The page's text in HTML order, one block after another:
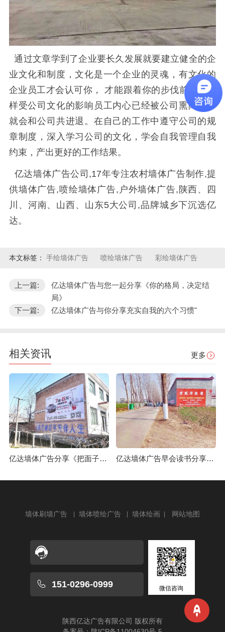
通过文章学到了企业要长久发展就要建立健全的企
业文化和制度，文化是一个企业的灵魂，有文化的
企业员工才会认可你， 才能跟着你的步伐前进。这
样受公司文化的影响员工内心已经被公司熏陶了，
就会和公司共进退。在自己的工作中遵守公司的规
章制度，深入学习公司的文化，学会自我管理自我
约束，产出更好的工作结果。
亿达墙体广告公司,17年专注农村墙体广告制作,提
供墙体广告,喷绘墙体广告,户外墙体广告,陕西、四
川、河南、山西、山东5大公司,品牌城乡下沉选亿
达。
本文标签： 手绘墙体广告 喷绘墙体广告 彩绘墙体广告
上一篇:
亿达墙体广告与您一起分享《你的格局，决定结
局》
下一篇:
亿达墙体广告与你分享充实自我的六个习惯"
相关资讯 更多
亿达墙体广告分享《把面子放下，把日子过好》 亿达墙体广告早会读书分享《渗入潜意识》
墙体刷墙广告 墙体喷绘广告 墙体绘画 网站地图
151-0296-0999 微信咨询
陕西亿达广告有限公司 版权所有